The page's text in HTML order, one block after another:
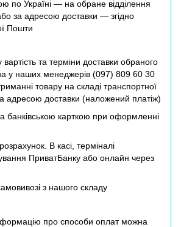
по Україні — на обране відділення
за адресою доставки — згідно
Пошти
вартість та терміни доставки обраного
у наших менеджерів (097) 809 60 30
товару на складі транспортної
адресою доставки (наложений платіж)
банківською карткою при оформленні
В касі, терміналі
ПриватБанку або онлайн через
з нашого складу
про способи оплат можна